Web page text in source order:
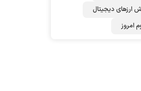
ارزهای دیجیتال
امروز